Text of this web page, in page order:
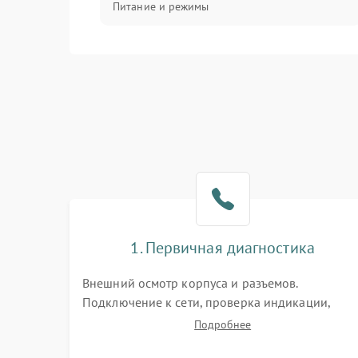
Питание и режимы
1. Первичная диагностика
Внешний осмотр корпуса и разъемов.
Подключение к сети, проверка индикации,
звуковых сигналов и кодов ошибок. Измерение
Подробнее